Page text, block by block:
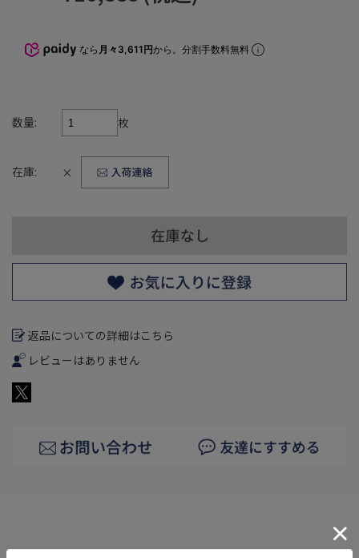
なら 月々3,611円から。分割手数料無料
数量: 枚
在庫: ×
返品についての詳細はこちら
レビューはありません